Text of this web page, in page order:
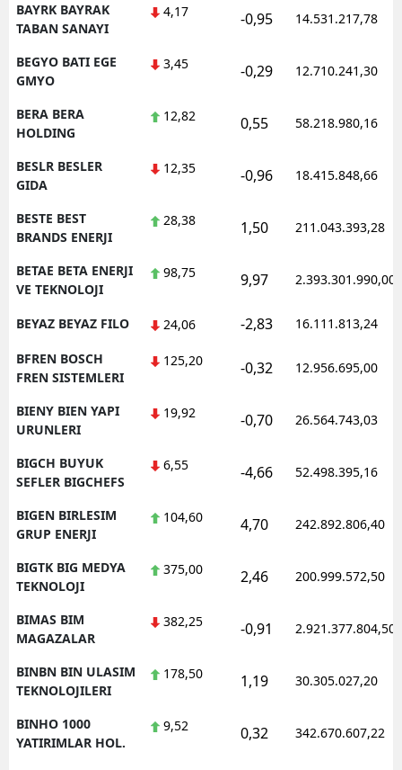
BAYRK BAYRAK
TABAN SANAYI
4,17 -0,95 14.531.217,78
BEGYO BATI EGE
GMYO
3,45 -0,29 12.710.241,30
BERA BERA
HOLDING
12,82 0,55 58.218.980,16
BESLR BESLER
GIDA
12,35 -0,96 18.415.848,66
BESTE BEST
BRANDS ENERJI
28,38 1,50 211.043.393,28
BETAE BETA ENERJI
VE TEKNOLOJI
98,75 9,97 2.393.301.990,00
BEYAZ BEYAZ FILO 24,06 -2,83 16.111.813,24
BFREN BOSCH
FREN SISTEMLERI
125,20 -0,32 12.956.695,00
BIENY BIEN YAPI
URUNLERI
19,92 -0,70 26.564.743,03
BIGCH BUYUK
SEFLER BIGCHEFS
6,55 -4,66 52.498.395,16
BIGEN BIRLESIM
GRUP ENERJI
104,60 4,70 242.892.806,40
BIGTK BIG MEDYA
TEKNOLOJI
375,00 2,46 200.999.572,50
BIMAS BIM
MAGAZALAR
382,25 -0,91 2.921.377.804,50
BINBN BIN ULASIM
TEKNOLOJILERI
178,50 1,19 30.305.027,20
BINHO 1000
YATIRIMLAR HOL.
9,52 0,32 342.670.607,22